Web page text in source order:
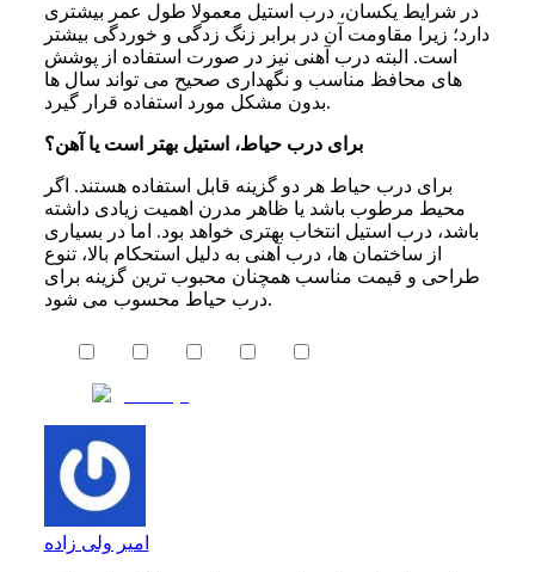
در شرایط یکسان، درب استیل معمولا طول عمر بیشتری
دارد؛ زیرا مقاومت آن در برابر زنگ زدگی و خوردگی بیشتر
است. البته درب آهنی نیز در صورت استفاده از پوشش
های محافظ مناسب و نگهداری صحیح می تواند سال ها
بدون مشکل مورد استفاده قرار گیرد.
برای درب حیاط، استیل بهتر است یا آهن؟
برای درب حیاط هر دو گزینه قابل استفاده هستند. اگر
محیط مرطوب باشد یا ظاهر مدرن اهمیت زیادی داشته
باشد، درب استیل انتخاب بهتری خواهد بود. اما در بسیاری
از ساختمان ها، درب آهنی به دلیل استحکام بالا، تنوع
طراحی و قیمت مناسب همچنان محبوب ترین گزینه برای
درب حیاط محسوب می شود.
امیر ولی زاده